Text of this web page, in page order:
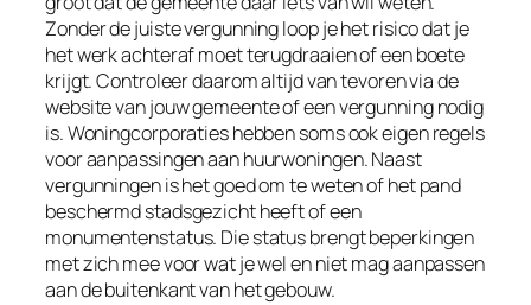
Zonder de juiste vergunning loop je het risico dat je
het werk achteraf moet terugdraaien of een boete
krijgt. Controleer daarom altijd van tevoren via de
website van jouw gemeente of een vergunning nodig
is. Woningcorporaties hebben soms ook eigen regels
voor aanpassingen aan huurwoningen. Naast
vergunningen is het goed om te weten of het pand
beschermd stadsgezicht heeft of een
monumentenstatus. Die status brengt beperkingen
met zich mee voor wat je wel en niet mag aanpassen
aan de buitenkant van het gebouw.